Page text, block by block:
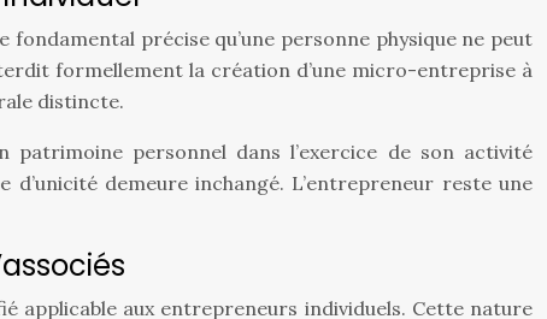
précise qu’une personne physique ne peut
formellement la création d’une micro-entreprise à
distincte.
patrimoine personnel dans l’exercice de son activité
demeure inchangé. L’entrepreneur reste une
applicable aux entrepreneurs individuels. Cette nature